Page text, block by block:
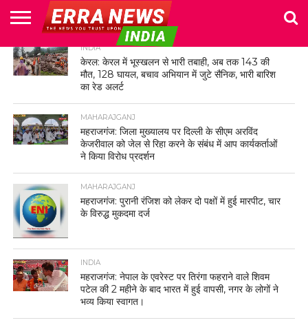
HOME
POLITICS
NEWS
BUSINESS
CULTURE
NATIONAL
SPORTS
LIFESTYLE
TRAVEL
OPINION
BREAKING
NEWS
ENTERTAINMENT
WORLD
CRIME
JOIN
US
INDIA
केरल: केरल में भूस्खलन से भारी तबाही, अब तक 143 की
मौत, 128 घायल, बचाव अभियान में जुटे सैनिक, भारी बारिश
का रेड अलर्ट
MAHARAJGANJ
महराजगंज: जिला मुख्यालय पर दिल्ली के सीएम अरविंद
केजरीवाल को जेल से रिहा करने के संबंध में आप कार्यकर्ताओं
ने किया विरोध प्रदर्शन
MAHARAJGANJ
महराजगंज: पुरानी रंजिश को लेकर दो पक्षों में हुई मारपीट, चार
के विरुद्ध मुकदमा दर्ज
INDIA
महराजगंज: नेपाल के एवरेस्ट पर तिरंगा फहराने वाले शिवम
पटेल की 2 महीने के बाद भारत में हुई वापसी, नगर के लोगों ने
भव्य किया स्वागत।